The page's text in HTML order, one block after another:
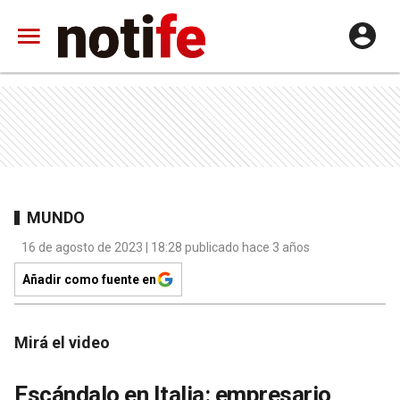
MUNDO
16 de agosto de 2023 | 18:28 publicado hace 3 años
Añadir como fuente en
Mirá el video
Escándalo en Italia: empresario